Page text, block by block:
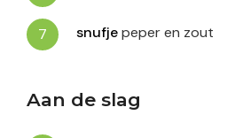
snufjepeper en zout
Aan de slag